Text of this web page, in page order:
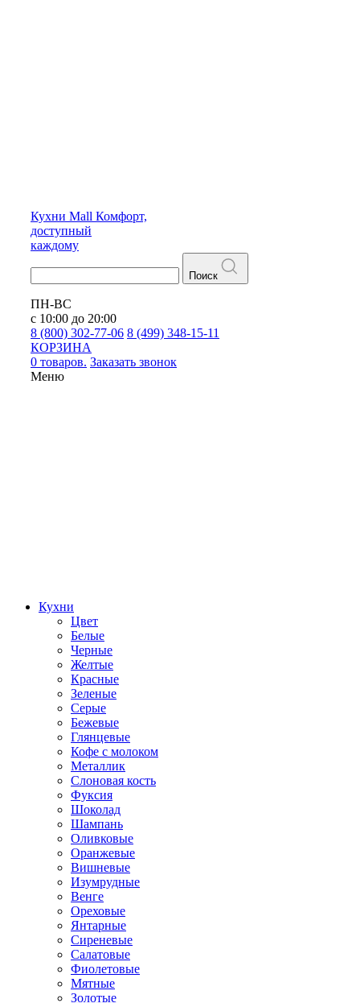
Кухни Mall Комфорт,
доступный
каждому
Поиск
ПН-ВС
с 10:00 до 20:00
8 (800) 302-77-06 8 (499) 348-15-11
КОРЗИНА
0 товаров. Заказать звонок
Меню
Кухни
Цвет
Белые
Черные
Желтые
Красные
Зеленые
Серые
Бежевые
Глянцевые
Кофе с молоком
Металлик
Слоновая кость
Фуксия
Шоколад
Шампань
Оливковые
Оранжевые
Вишневые
Изумрудные
Венге
Ореховые
Янтарные
Сиреневые
Салатовые
Фиолетовые
Мятные
Золотые